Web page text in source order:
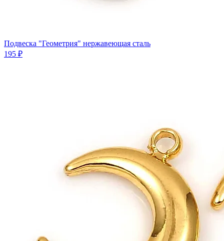
Подвеска "Геометрия" нержавеющая сталь
195 ₽